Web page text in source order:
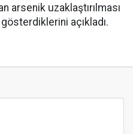
arsenik uzaklaştırılması
açıkladı.